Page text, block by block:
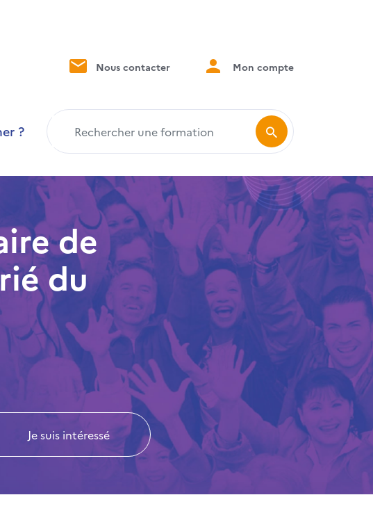
Nous contacter Mon compte
?
de
du
Je suis intéressé